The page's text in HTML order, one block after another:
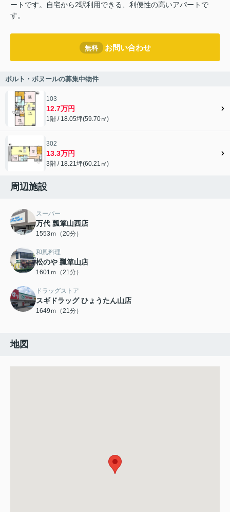
ートです。自宅から2駅利用できる、利便性の高いアパートで
す。
無料 お問い合わせ
ポルト・ボヌールの募集中物件
103
12.7万円
1階 / 18.05坪(59.70㎡)
302
13.3万円
3階 / 18.21坪(60.21㎡)
周辺施設
スーパー
万代 瓢箪山西店
1553ｍ（20分）
和風料理
松のや 瓢箪山店
1601ｍ（21分）
ドラッグストア
スギドラッグ ひょうたん山店
1649ｍ（21分）
地図